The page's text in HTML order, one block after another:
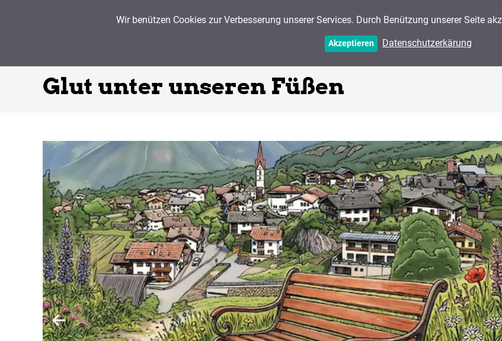
Glut unter unseren Füßen
Wir benützen Cookies zur Verbesserung unserer Services. Durch Benützung unserer Seite
Akzeptieren Datenschutzerkärung